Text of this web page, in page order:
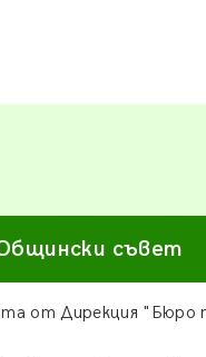
съвет
от Дирекция "Бюро